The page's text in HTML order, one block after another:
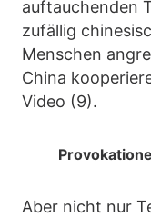
auftauchenden
zufällig
Menschen
China
Video (9).
Aber nicht nur